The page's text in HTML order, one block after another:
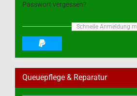
Passwort vergessen?
Schnelle Anmeldung
Queuepflege & Reparatur